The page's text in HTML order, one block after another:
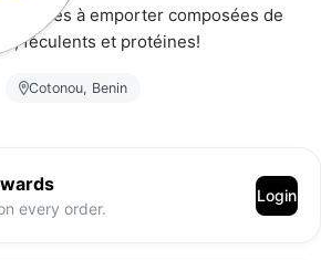
à emporter composées de
féculents et protéines!
Cotonou, Benin
every order.
Login